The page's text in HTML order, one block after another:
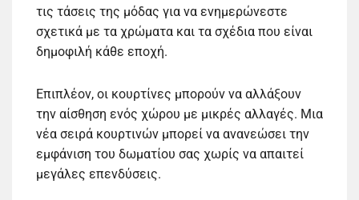
τις τάσεις της μόδας για να ενημερώνεστε
σχετικά με τα χρώματα και τα σχέδια που είναι
δημοφιλή κάθε εποχή.
Επιπλέον, οι κουρτίνες μπορούν να αλλάξουν
την αίσθηση ενός χώρου με μικρές αλλαγές. Μια
νέα σειρά κουρτινών μπορεί να ανανεώσει την
εμφάνιση του δωματίου σας χωρίς να απαιτεί
μεγάλες επενδύσεις.